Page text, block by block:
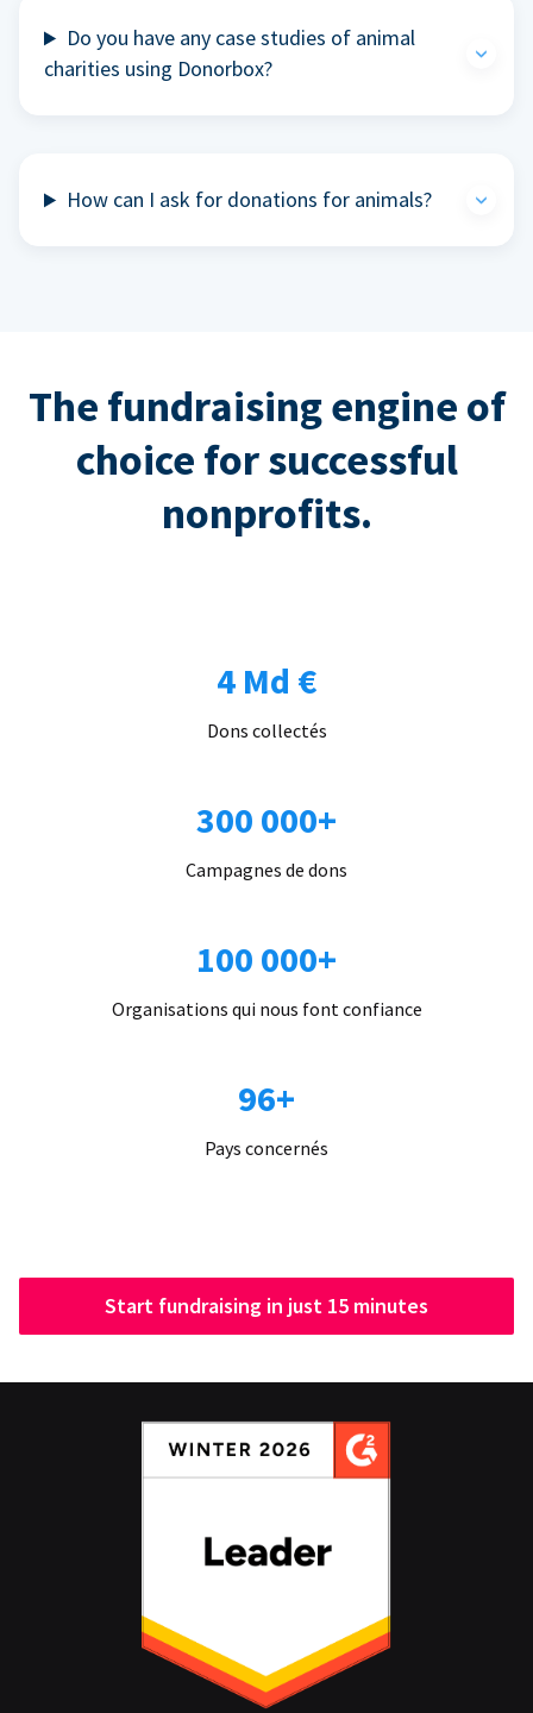
Do you have any case studies of animal
charities using Donorbox?
How can I ask for donations for animals?
The fundraising engine of
choice for successful
nonprofits.
4 Md €
Dons collectés
300 000+
Campagnes de dons
100 000+
Organisations qui nous font confiance
96+
Pays concernés
Start fundraising in just 15 minutes